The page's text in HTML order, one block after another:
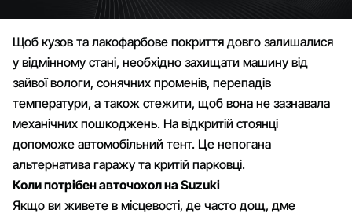
Щоб кузов та лакофарбове покриття довго залишалися
у відмінному стані, необхідно захищати машину від
зайвої вологи, сонячних променів, перепадів
температури, а також стежити, щоб вона не зазнавала
механічних пошкоджень. На відкритій стоянці
допоможе автомобільний тент. Це непогана
альтернатива гаражу та критій парковці.
Коли потрібен авточохол на Suzuki
Якщо ви живете в місцевості, де часто дощ, дме